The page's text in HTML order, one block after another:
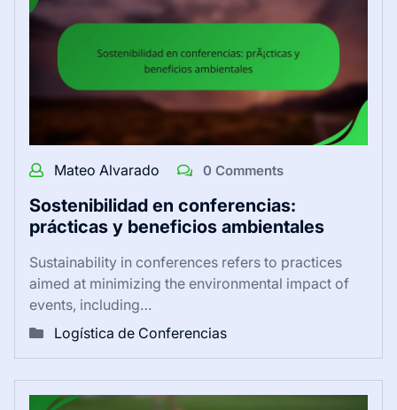
Mateo Alvarado 0 Comments
Sostenibilidad en conferencias:
prácticas y beneficios ambientales
Sustainability in conferences refers to practices
aimed at minimizing the environmental impact of
events, including…
Logística de Conferencias